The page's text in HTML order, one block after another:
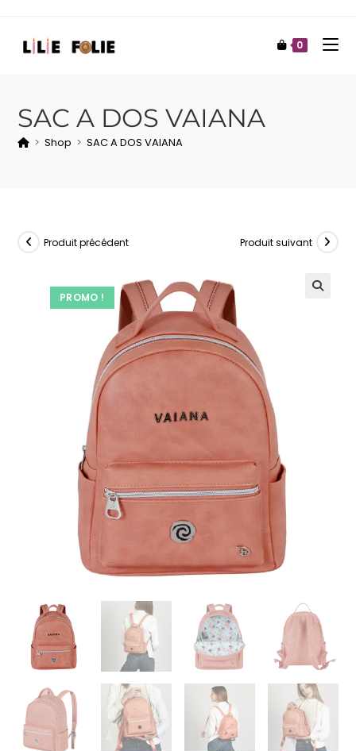
0
SAC A DOS VAIANA
> Shop > SAC A DOS VAIANA
PROMO !
Produit précédent Produit suivant